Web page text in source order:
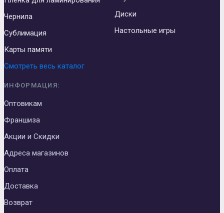
Чернила
Сублимация
Карты памяти
Диски
Настольные игры
Смотреть весь каталог
ИНФОРМАЦИЯ:
Оптовикам
Франшиза
Акции и Скидки
Адреса магазинов
Оплата
Доставка
Возврат